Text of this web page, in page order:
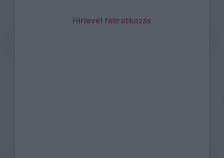
Hírlevél feliratkozás